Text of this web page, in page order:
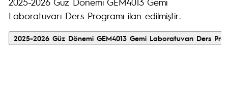
Laboratuvarı Ders Programı ilan edilmiştir: